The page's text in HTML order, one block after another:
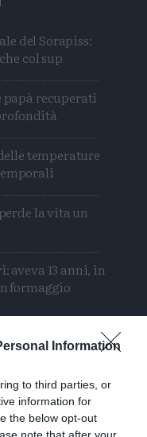
Information
to third parties, or
information for
the below opt-out
note that after your
del Sorapiss:
col sup
recuperati
temperature
la vita un
aveva 13 anni, in
formaggio
quattordicenne